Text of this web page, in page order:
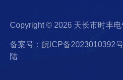
Copyright © 2026 天长市时丰
备案号：皖ICP备2023010392
陆